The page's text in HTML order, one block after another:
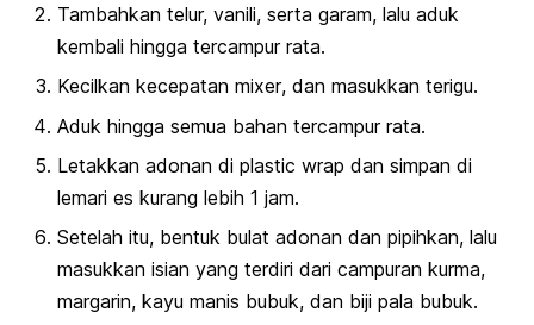
Tambahkan telur, vanili, serta garam, lalu aduk
kembali hingga tercampur rata.
Kecilkan kecepatan mixer, dan masukkan terigu.
Aduk hingga semua bahan tercampur rata.
Letakkan adonan di plastic wrap dan simpan di
lemari es kurang lebih 1 jam.
Setelah itu, bentuk bulat adonan dan pipihkan, lalu
masukkan isian yang terdiri dari campuran kurma,
margarin, kayu manis bubuk, dan biji pala bubuk.